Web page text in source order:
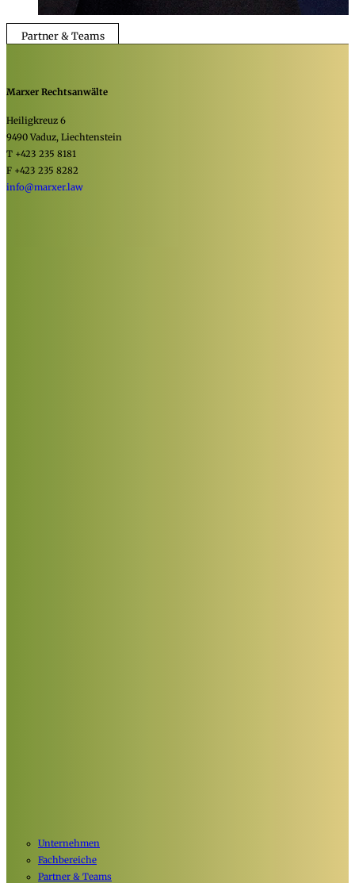
Partner & Teams
Marxer Rechtsanwälte
Heiligkreuz 6
9490 Vaduz, Liechtenstein
T +423 235 8181
F +423 235 8282
info@marxer.law
Unternehmen
Fachbereiche
Partner & Teams